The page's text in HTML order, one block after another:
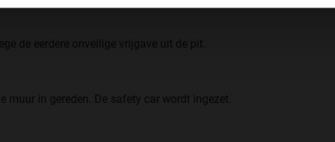
de eerdere onveilige vrijgave uit de pit.
muur in gereden. De safety car wordt ingezet.